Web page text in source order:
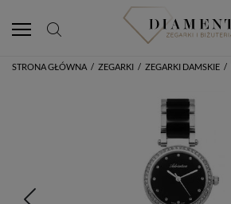
STRONA GŁÓWNA / ZEGARKI / ZEGARKI DAMSKIE /